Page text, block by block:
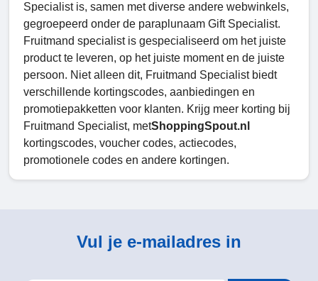
Specialist is, samen met diverse andere webwinkels,
gegroepeerd onder de paraplunaam Gift Specialist.
Fruitmand specialist is gespecialiseerd om het juiste
product te leveren, op het juiste moment en de juiste
persoon. Niet alleen dit, Fruitmand Specialist biedt
verschillende kortingscodes, aanbiedingen en
promotiepakketten voor klanten. Krijg meer korting bij
Fruitmand Specialist, metShoppingSpout.nl
kortingscodes, voucher codes, actiecodes,
promotionele codes en andere kortingen.
Vul je e-mailadres in